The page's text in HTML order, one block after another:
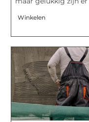
Winkelen